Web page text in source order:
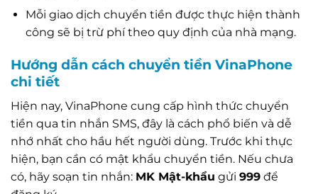
Mỗi giao dịch chuyển tiền được thực hiện thành
công sẽ bị trừ phí theo quy định của nhà mạng.
Hướng dẫn cách chuyển tiền VinaPhone
chi tiết
Hiện nay, VinaPhone cung cấp hình thức chuyển
tiền qua tin nhắn SMS, đây là cách phổ biến và dễ
nhớ nhất cho hầu hết người dùng. Trước khi thực
hiện, bạn cần có mật khẩu chuyển tiền. Nếu chưa
có, hãy soạn tin nhắn: MK Mật-khẩu gửi 999 để